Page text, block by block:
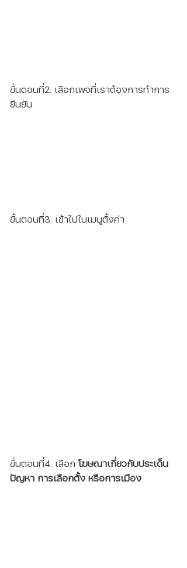
ขั้นตอนที่2. เลือกเพจที่เราต้องการทำการ
ยืนยัน
ขั้นตอนที่3. เข้าไปในเมนูตั้งค่า
ขั้นตอนที่4. เลือก โฆษณาเกี่ยวกับประเด็น
ปัญหา การเลือกตั้ง หรือการเมือง